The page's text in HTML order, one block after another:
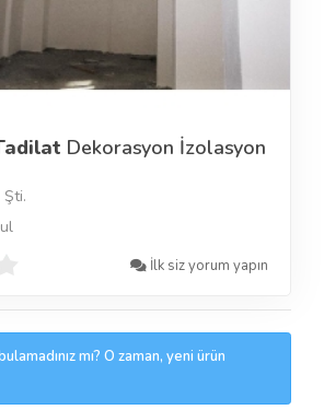
Dekorasyon İzolasyon
İlk siz yorum yapın
mı? O zaman, yeni ürün